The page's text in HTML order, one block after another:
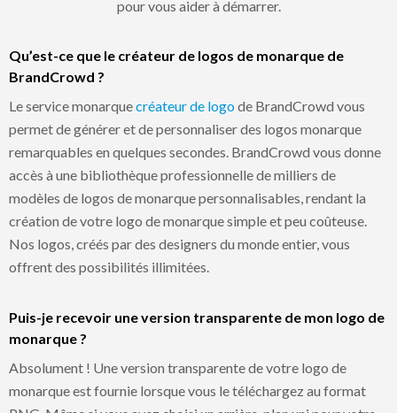
pour vous aider à démarrer.
Qu’est-ce que le créateur de logos de monarque de
BrandCrowd ?
Le service monarquecréateur de logode BrandCrowd vous
permet de générer et de personnaliser des logos monarque
remarquables en quelques secondes. BrandCrowd vous donne
accès à une bibliothèque professionnelle de milliers de
modèles de logos de monarque personnalisables, rendant la
création de votre logo de monarque simple et peu coûteuse.
Nos logos, créés par des designers du monde entier, vous
offrent des possibilités illimitées.
Puis-je recevoir une version transparente de mon logo de
monarque ?
Absolument ! Une version transparente de votre logo de
monarque est fournie lorsque vous le téléchargez au format